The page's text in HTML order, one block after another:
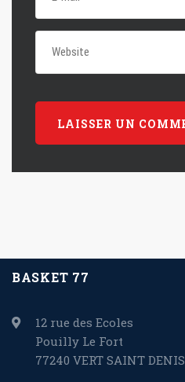
BASKET 77
12 rue des Ecoles
Pouilly Le Fort
77240 VERT SAINT DENIS